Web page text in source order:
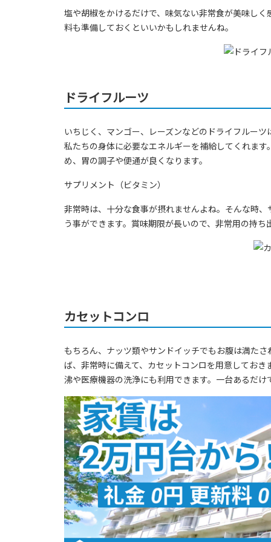
塩や胡椒をかけるだけで、味気ない非常食が美味し
料も準備しておくといいかもしれませんね。
ドライフルーツ
いちじく、マンゴー、レーズンなどのドライフルー
私たちの身体に必要なエネルギーを補給してくれま
め、胃の調子や便通が良くなります。
サプリメント（ビタミン）
非常時は、十分な食事が摂れませんよね。そんな時
う事ができます。賞味期限が長いので、非常用の持
カセットコンロ
もちろん、ナッツ類やサンドイッチでもお腹は満た
ば、非常時に備えて、カセットコンロを用意してお
沸や医療機器の洗浄にも利用できます。一台あるだ